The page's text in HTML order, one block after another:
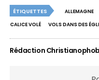
ÉTIQUETTES ALLEMAGNE
CALICE VOLÉ
VOLS DANS DES
Rédaction